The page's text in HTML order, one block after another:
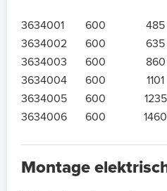
3634001 600 485
3634002
600 635
3634003
600 860
3634004
600 1101
3634005
600 1235
3634006
600 1460
Montage